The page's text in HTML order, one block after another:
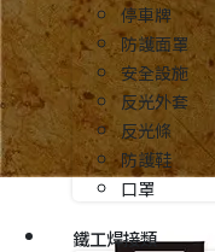
停車牌
防護面罩
安全設施
反光外套
反光條
防護鞋
口罩
鐵工焊接類